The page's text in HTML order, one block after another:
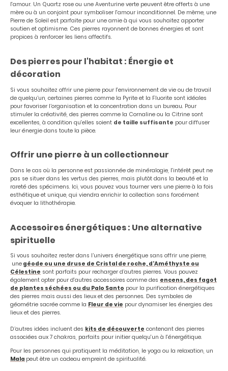
l'amour. Un Quartz rose ou une Aventurine verte peuvent être offerts à une
mère ou à un conjoint pour symboliser l'amour inconditionnel. De même, une
Pierre de Soleil est parfaite pour une amie à qui vous souhaitez apporter
soutien et optimisme. Ces pierres rayonnent de bonnes énergies et sont
propices à renforcer les liens affectifs.
Des pierres pour l'habitat : Énergie et
décoration
Si vous souhaitez offrir une pierre pour l'environnement de vie ou de travail
de quelqu’un, certaines pierres comme la Pyrite et la Fluorite sont idéales
pour favoriser l’organisation et la concentration dans un bureau. Pour
stimuler la créativité, des pierres comme la Cornaline ou la Citrine sont
excellentes, à condition qu'elles soient de taille suffisante pour diffuser
leur énergie dans toute la pièce.
Offrir une pierre à un collectionneur
Dans le cas où la personne est passionnée de minéralogie, l'intérêt peut ne
pas se situer dans les vertus des pierres, mais plutôt dans la beauté et la
rareté des spécimens. Ici, vous pouvez vous tourner vers une pierre à la fois
esthétique et unique, qui viendra enrichir la collection sans forcément
évoquer la lithothérapie.
Accessoires énergétiques : Une alternative
spirituelle
Si vous souhaitez rester dans l’univers énergétique sans offrir une pierre,
une géode ou une druse de Cristal de roche, d'Améthyste ou
Célestine sont parfaits pour recharger d’autres pierres. Vous pouvez
également opter pour d'autres accessoires comme des encens, des fagot
de plantes séchées ou du Palo Santo pour la purification énergétiques
des pierres mais aussi des lieux et des personnes. Des symboles de
géométrie sacrée comme la Fleur de vie pour dynamiser les énergies des
lieux et des pierres.
D’autres idées incluent des kits de découverte contenant des pierres
associées aux 7 chakras, parfaits pour initier quelqu'un à l'énergétique.
Pour les personnes qui pratiquent la méditation, le yoga ou la relaxation, un
Mala peut être un cadeau empreint de spiritualité.